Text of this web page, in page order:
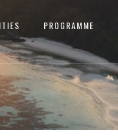
PROGRAMME